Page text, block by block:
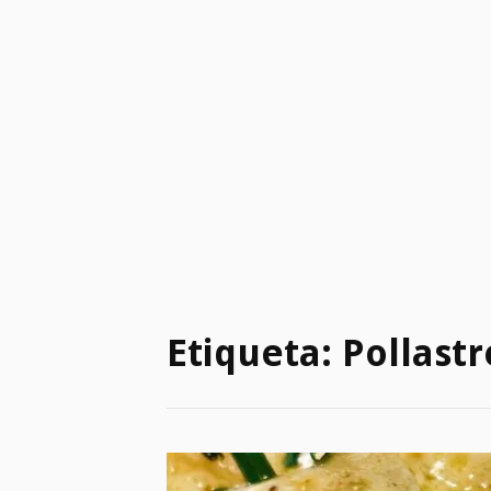
Etiqueta: